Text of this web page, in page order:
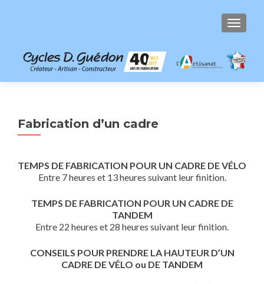
Fabrication d’un cadre
TEMPS DE FABRICATION POUR UN CADRE DE VÉLO
Entre 7 heures et 13 heures suivant leur finition.
TEMPS DE FABRICATION POUR UN CADRE DE
TANDEM
Entre 22 heures et 28 heures suivant leur finition.
CONSEILS POUR PRENDRE LA HAUTEUR D’UN
CADRE DE VÉLO ou DE TANDEM